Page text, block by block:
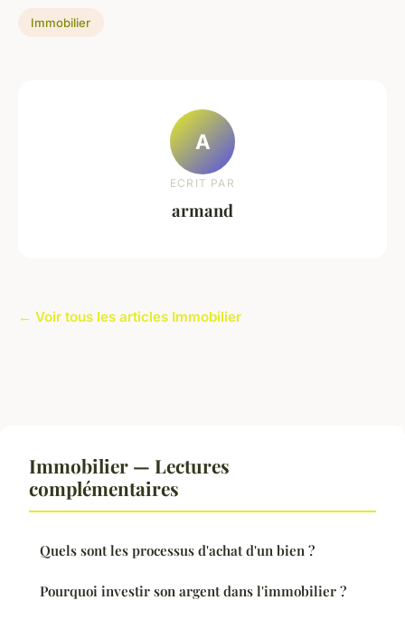
Immobilier
A
ECRIT PAR
armand
← Voir tous les articles Immobilier
Immobilier — Lectures
complémentaires
Quels sont les processus d'achat d'un bien ?
Pourquoi investir son argent dans l'immobilier ?